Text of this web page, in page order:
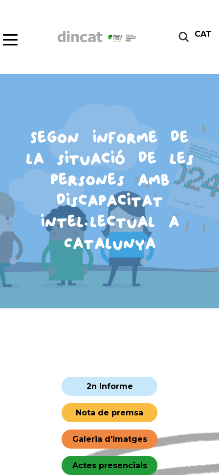
CAT
Segon informe de
la situació de les
persones amb
discapacitat
intel·lectual a
Catalunya
2n Informe
Nota de premsa
Galeria d'imatges
Actes presencials